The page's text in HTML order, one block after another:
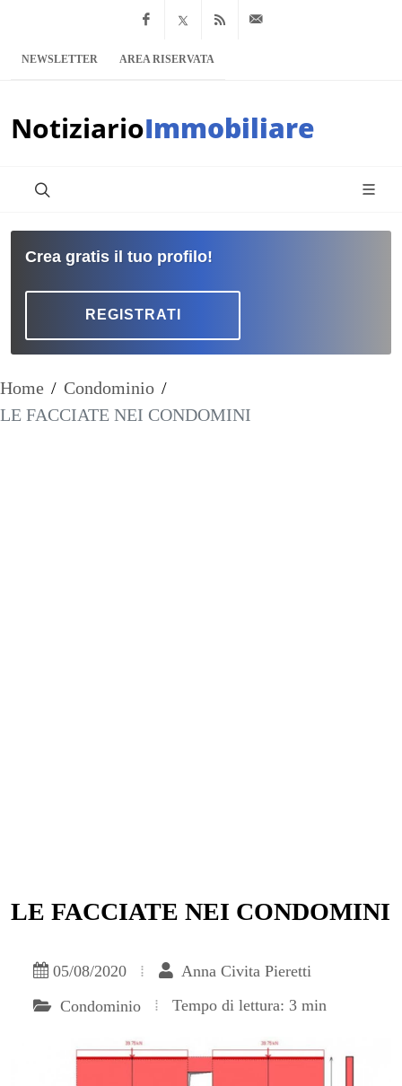
Facebook
x.com Feed RSS
NEWSLETTER AREA RISERVATA
NotiziarioImmobiliare
Crea gratis il tuo profilo!
REGISTRATI
Home / Condominio /
LE FACCIATE NEI CONDOMINI
LE FACCIATE NEI CONDOMINI
05/08/2020
Anna Civita Pieretti
Condominio
Tempo di lettura: 3 min